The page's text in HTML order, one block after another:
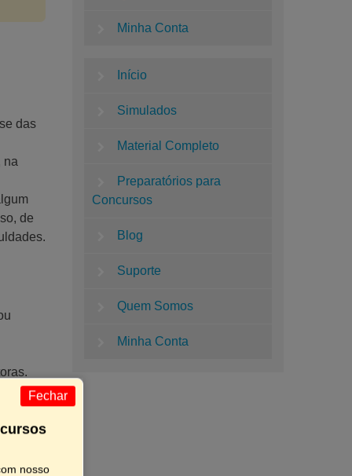
das
na
de
Minha Conta
Início
Simulados
Material Completo
Preparatórios para
Concursos
Blog
Suporte
Quem Somos
Minha Conta
nosso
Fechar